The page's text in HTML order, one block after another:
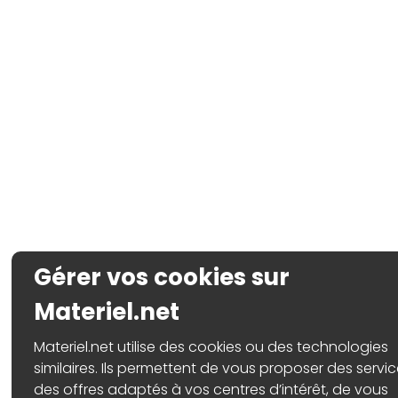
Gérer vos cookies sur
Materiel.net
Materiel.net utilise des cookies ou des technologies
similaires. Ils permettent de vous proposer des
des offres adaptés à vos centres d’intérêt, de vous